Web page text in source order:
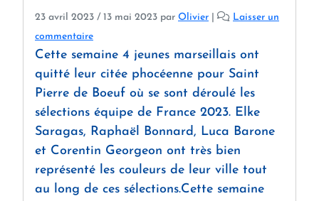
23 avril 2023 / 13 mai 2023 par Olivier
Laisser un
commentaire
Cette semaine 4 jeunes marseillais ont
quitté leur citée phocéenne pour Saint
Pierre de Boeuf où se sont déroulé les
sélections équipe de France 2023. Elke
Saragas, Raphaël Bonnard, Luca Barone
et Corentin Georgeon ont très bien
représenté les couleurs de leur ville tout
au long de ces sélections.Cette semaine